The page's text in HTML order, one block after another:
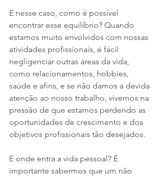
E nesse caso, como é possível
encontrar esse equilíbrio? Quando
estamos muito envolvidos com nossas
atividades profissionais, é fácil
negligenciar outras áreas da vida,
como relacionamentos, hobbies,
saúde e afins, e se não damos a devida
atenção ao nosso trabalho, vivemos na
pressão de que estamos perdendo as
oportunidades de crescimento e dos
objetivos profissionais tão desejados.
E onde entra a vida pessoal? É
importante sabermos que um não